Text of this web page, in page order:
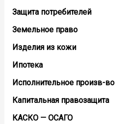
Защита потребителей
Земельное право
Изделия из кожи
Ипотека
Исполнительное произв-во
Капитальная правозащита
КАСКО — ОСАГО